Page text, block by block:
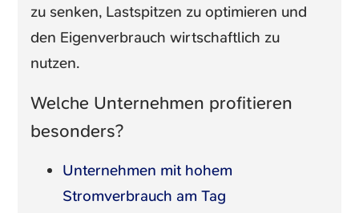
zu senken, Lastspitzen zu optimieren und
den Eigenverbrauch wirtschaftlich zu
nutzen.
Welche Unternehmen profitieren
besonders?
Unternehmen mit hohem
Stromverbrauch am Tag